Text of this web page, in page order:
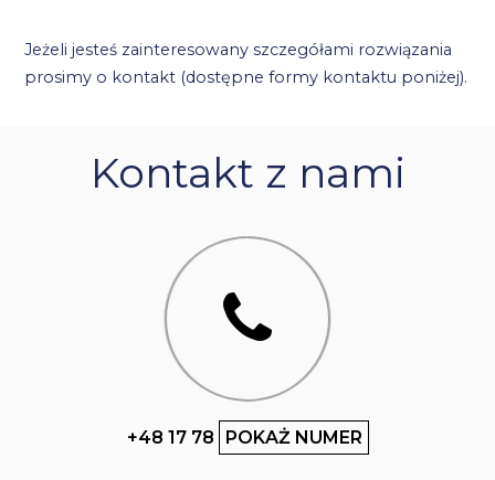
Jeżeli jesteś zainteresowany szczegółami rozwiązania
prosimy o kontakt (dostępne formy kontaktu poniżej).
Kontakt z nami
+48 17 78 POKAŻ NUMER